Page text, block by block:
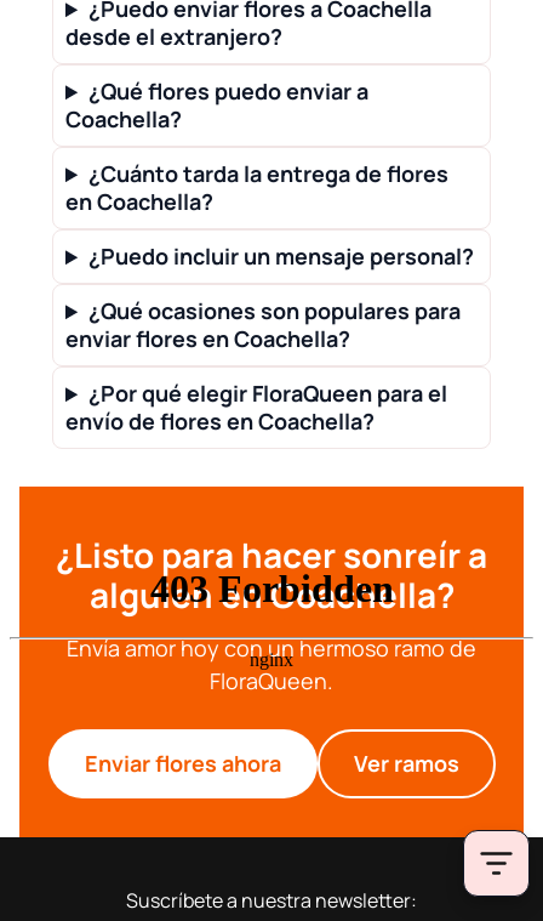
¿Puedo enviar flores a Coachella
desde el extranjero?
¿Qué flores puedo enviar a
Coachella?
¿Cuánto tarda la entrega de flores
en Coachella?
¿Puedo incluir un mensaje personal?
¿Qué ocasiones son populares para
enviar flores en Coachella?
¿Por qué elegir FloraQueen para el
envío de flores en Coachella?
¿Listo para hacer sonreír a
alguien en Coachella?
Envía amor hoy con un hermoso ramo de
FloraQueen.
Enviar flores ahora Ver ramos
Suscríbete a nuestra newsletter: